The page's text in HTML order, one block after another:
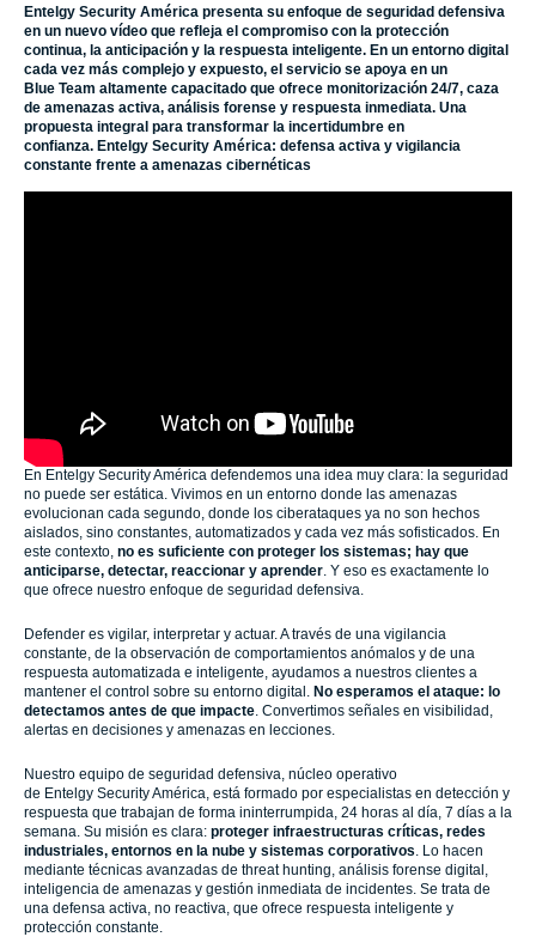
Entelgy Security América presenta su enfoque de seguridad defensiva
en un nuevo vídeo que refleja el compromiso con la protección
continua, la anticipación y la respuesta inteligente. En un entorno digital
cada vez más complejo y expuesto, el servicio se apoya en un
Blue Team altamente capacitado que ofrece monitorización 24/7, caza
de amenazas activa, análisis forense y respuesta inmediata. Una
propuesta integral para transformar la incertidumbre en
confianza. Entelgy Security América: defensa activa y vigilancia
constante frente a amenazas cibernéticas
En Entelgy Security América defendemos una idea muy clara: la seguridad
no puede ser estática. Vivimos en un entorno donde las amenazas
evolucionan cada segundo, donde los ciberataques ya no son hechos
aislados, sino constantes, automatizados y cada vez más sofisticados. En
este contexto, no es suficiente con proteger los sistemas; hay que
anticiparse, detectar, reaccionar y aprender. Y eso es exactamente lo
que ofrece nuestro enfoque de seguridad defensiva.
Defender es vigilar, interpretar y actuar. A través de una vigilancia
constante, de la observación de comportamientos anómalos y de una
respuesta automatizada e inteligente, ayudamos a nuestros clientes a
mantener el control sobre su entorno digital. No esperamos el ataque: lo
detectamos antes de que impacte. Convertimos señales en visibilidad,
alertas en decisiones y amenazas en lecciones.
Nuestro equipo de seguridad defensiva, núcleo operativo
de Entelgy Security América, está formado por especialistas en detección y
respuesta que trabajan de forma ininterrumpida, 24 horas al día, 7 días a la
semana. Su misión es clara: proteger infraestructuras críticas, redes
industriales, entornos en la nube y sistemas corporativos. Lo hacen
mediante técnicas avanzadas de threat hunting, análisis forense digital,
inteligencia de amenazas y gestión inmediata de incidentes. Se trata de
una defensa activa, no reactiva, que ofrece respuesta inteligente y
protección constante.